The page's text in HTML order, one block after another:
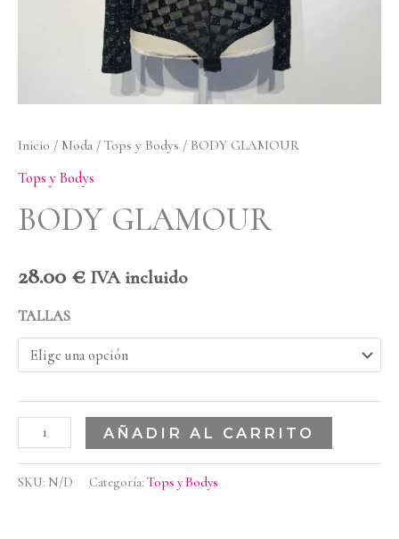
Inicio / Moda / Tops y Bodys / BODY GLAMOUR
Tops y Bodys
BODY GLAMOUR
28.00 € IVA incluido
TALLAS
AÑADIR AL CARRITO
SKU: N/D Categoría: Tops y Bodys